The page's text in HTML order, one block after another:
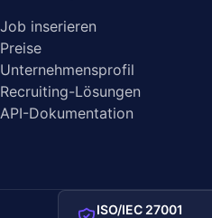
Job inserieren
Preise
Unternehmensprofil
Recruiting-Lösungen
API-Dokumentation
ISO/IEC 27001